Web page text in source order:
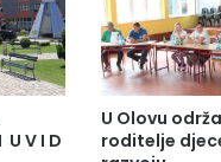
V I D
U Olovu
roditelje